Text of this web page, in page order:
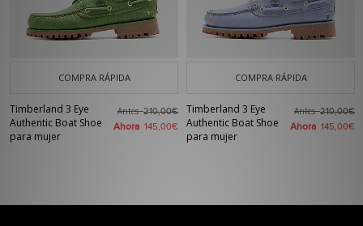
COMPRA RÁPIDA
Timberland 3 Eye
Authentic Boat Shoe
para mujer
Antes210,00€
Ahora 145,00€
COMPRA RÁPIDA
Timberland 3 Eye
Authentic Boat Shoe
para mujer
Antes210,00€
Ahora 145,00€